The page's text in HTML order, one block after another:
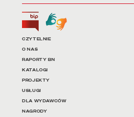
Biuletyn Informacji Publicznej
Tłumacz języka migowego
Linki do
CZYTELNIE
O NAS
RAPORTY BN
KATALOGI
PROJEKTY
USŁUGI
DLA WYDAWCÓW
NAGRODY